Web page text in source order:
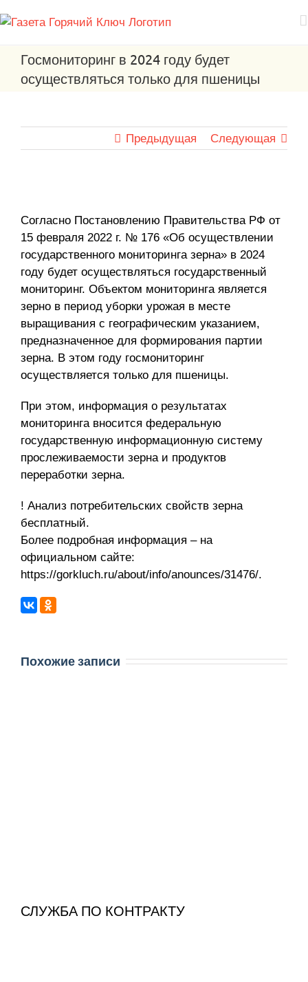
Госмониторинг в 2024 году будет
осуществляться только для пшеницы
Предыдущая Следующая
Larger
Image
Согласно Постановлению Правительства РФ от
15 февраля 2022 г. № 176 «Об осуществлении
государственного мониторинга зерна» в 2024
году будет осуществляться государственный
мониторинг. Объектом мониторинга является
зерно в период уборки урожая в месте
выращивания с географическим указанием,
предназначенное для формирования партии
зерна. В этом году госмониторинг
осуществляется только для пшеницы.
При этом, информация о результатах
мониторинга вносится федеральную
государственную информационную систему
прослеживаемости зерна и продуктов
переработки зерна.
! Анализ потребительских свойств зерна
бесплатный.
Более подробная информация – на
официальном сайте:
https://gorkluch.ru/about/info/anounces/31476/.
Похожие записи
СЛУЖБА ПО КОНТРАКТУ